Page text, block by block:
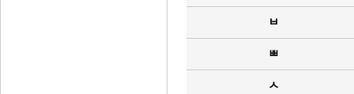
ㅂ
ㅃ
ㅅ